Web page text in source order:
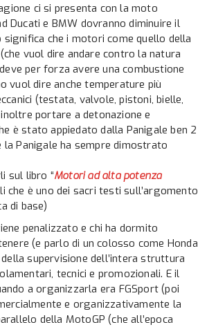
ci si presenta con la moto
e BMW dovranno diminuire il
che i motori come quello della
vuol dire andare contro la natura
per forza avere una combustione
vuol dire anche temperature più
(testata, valvole, pistoni, bielle,
portare a detonazione e
è stato appiedato dalla Panigale ben 2
Panigale ha sempre dimostrato
sul libro “Motori ad alta potenza
che è uno dei sacri testi sull’argomento
di base)
penalizzato e chi ha dormito
(e parlo di un colosso come Honda
supervisione dell’intera struttura
tecnici e promozionali. E il
a organizzarla era FGSport (poi
e organizzativamente la
della MotoGP (che all’epoca